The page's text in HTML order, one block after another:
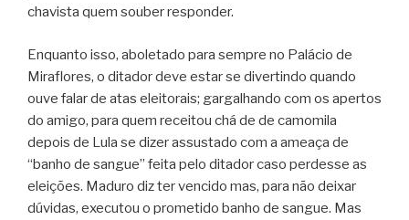
chavista quem souber responder.
Enquanto isso, aboletado para sempre no Palácio de
Miraflores, o ditador deve estar se divertindo quando
ouve falar de atas eleitorais; gargalhando com os apertos
do amigo, para quem receitou chá de de camomila
depois de Lula se dizer assustado com a ameaça de
“banho de sangue” feita pelo ditador caso perdesse as
eleições. Maduro diz ter vencido mas, para não deixar
dúvidas, executou o prometido banho de sangue. Mas